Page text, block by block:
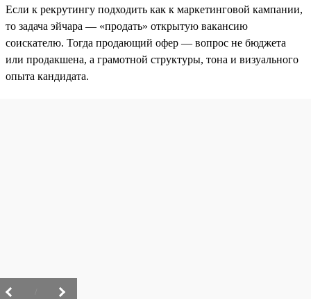
Если к рекрутингу подходить как к маркетинговой кампании,
то задача эйчара — «продать» открытую вакансию
соискателю. Тогда продающий офер — вопрос не бюджета
или продакшена, а грамотной структуры, тона и визуального
опыта кандидата.